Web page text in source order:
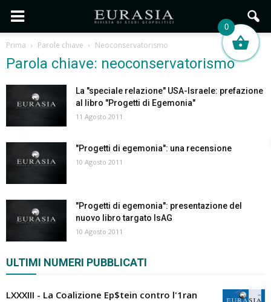
Prima Parole chiave Neoconservatorismo
Parola chiave: neoconservatorismo
La "speciale relazione" USA-Israele: prefazione
al libro "Progetti di Egemonia"
11 Agosto 2011
"Progetti di egemonia": una recensione
10 Agosto 2011
"Progetti di egemonia": presentazione del
nuovo libro targato IsAG
10 Agosto 2011
ULTIMI NUMERI PUBBLICATI
LXXXIII - La Coalizione Ep$tein contro l'1ran
0